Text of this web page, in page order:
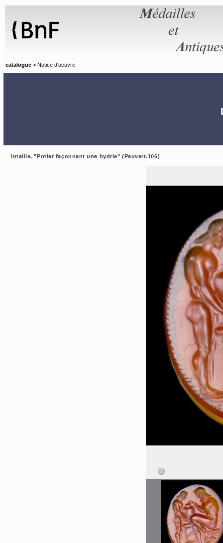
catalogue > Notice d'oeuvre
intaille, "Potier façonnant une hydrie" (Pauvert.106)